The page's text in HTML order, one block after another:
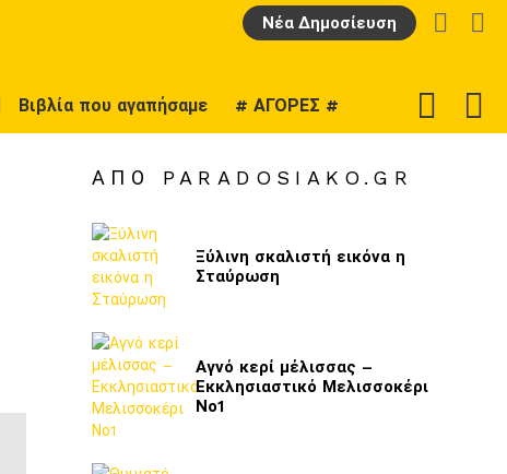
Νέα Δημοσίευση
LOGIN
Βιβλία που αγαπήσαμε # ΑΓΟΡΕΣ #
SKIN
ΑΠΌ PARADOSIAKO.GR
Ξύλινη σκαλιστή εικόνα η
Σταύρωση
Αγνό κερί μέλισσας –
Εκκλησιαστικό Μελισσοκέρι
Νο1